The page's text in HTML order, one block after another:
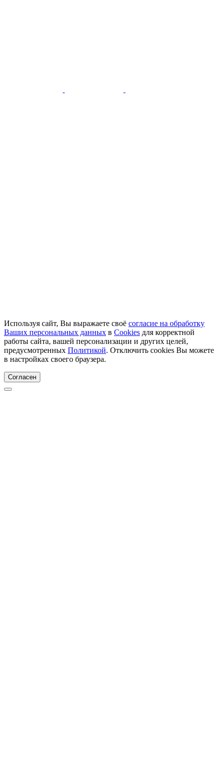
Используя сайт, Вы выражаете своё согласие на обработку
Ваших персональных данных в Cookies для корректной
работы сайта, вашей персонализации и других целей,
предусмотренных Политикой. Отключить cookies Вы можете
в настройках своего браузера.
Согласен